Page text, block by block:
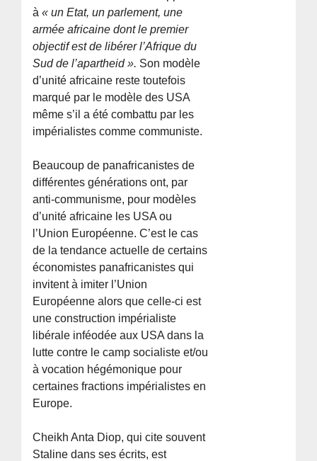
à« un Etat, un parlement, une
armée africaine dont le premier
objectif est de libérer l’Afrique du
Sud de l’apartheid ». Son modèle
d’unité africaine reste toutefois
marqué par le modèle des USA
même s’il a été combattu par les
impérialistes comme communiste.
Beaucoup de panafricanistes de
différentes générations ont, par
anti-communisme, pour modèles
d’unité africaine les USA ou
l’Union Européenne. C’est le cas
de la tendance actuelle de certains
économistes panafricanistes qui
invitent à imiter l’Union
Européenne alors que celle-ci est
une construction impérialiste
libérale inféodée aux USA dans la
lutte contre le camp socialiste et/ou
à vocation hégémonique pour
certaines fractions impérialistes en
Europe.
Cheikh Anta Diop, qui cite souvent
Staline dans ses écrits, est